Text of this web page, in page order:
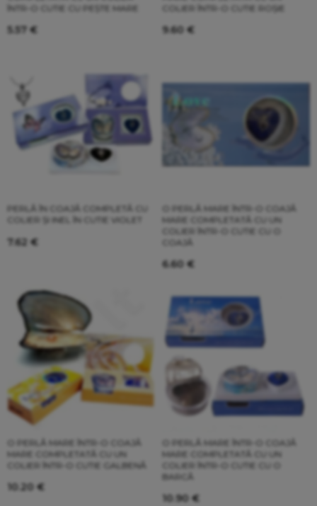
ÎNTR-O CUTIE CU PEȘTE MARE
5.57 €
COLIER ÎNTR-O CUTIE ROȘIE
9.60 €
PERLĂ ÎN COAJĂ COMPLETĂ CU
COLIER ȘI INEL ÎN CUTIE VIOLET
7.62 €
O PERLĂ MARE ÎNTR-O COAJĂ
MARE COMPLETATĂ CU UN
COLIER ÎNTR-O CUTIE CU O
COAJĂ
6.60 €
O PERLĂ MARE ÎNTR-O COAJĂ
MARE COMPLETATĂ CU UN
COLIER ÎNTR-O CUTIE GALBENĂ
10.20 €
O PERLĂ MARE ÎNTR-O COAJĂ
MARE COMPLETATĂ CU UN
COLIER ÎNTR-O CUTIE CU O
BARCĂ
10.90 €